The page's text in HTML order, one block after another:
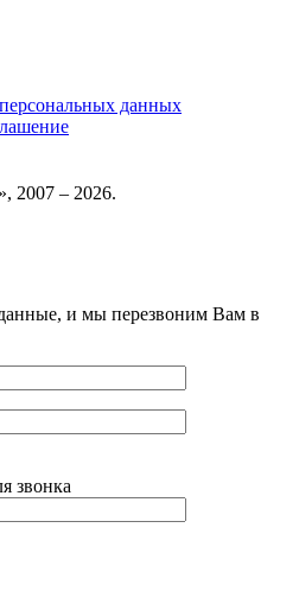
данных
– 2026.
и мы перезвоним Вам в
звонка